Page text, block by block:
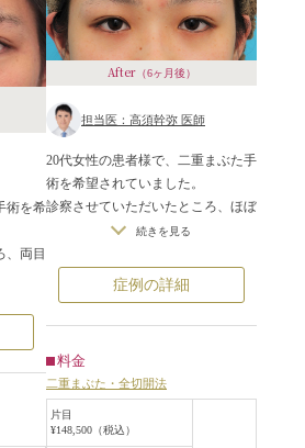
術を希
、両目
す
的な
、全切
閉じ
After（6ヶ月後）
担当医：高須幹弥 医師
20代女性の患者様で、二重まぶた手
術を希望されていました。
診察させていただいたところ、ほぼ
一重まぶたで、目を開けた状態で二
患者様は自然なラインで元に戻らな
い二重を希望されていたので、二重
まぶた全切開法を行うことになりま
手術は局所麻酔下に行い、目を閉じ
た状態でまつ毛の生え際から約
6.5mmの位置で切開し、癒着させる
のに必要最小限の脂肪を切除した
続きを見る
症例の詳細
料金
二重まぶた・全切開法
片目
¥148,500（税込）